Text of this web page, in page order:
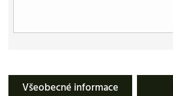
Všeobecné informace